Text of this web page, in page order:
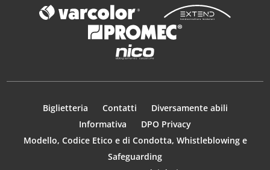
Biglietteria Contatti
Diversamente abili
Informativa
DPO Privacy
Modello, Codice Etico e di Condotta, Whistleblowing e
Safeguarding